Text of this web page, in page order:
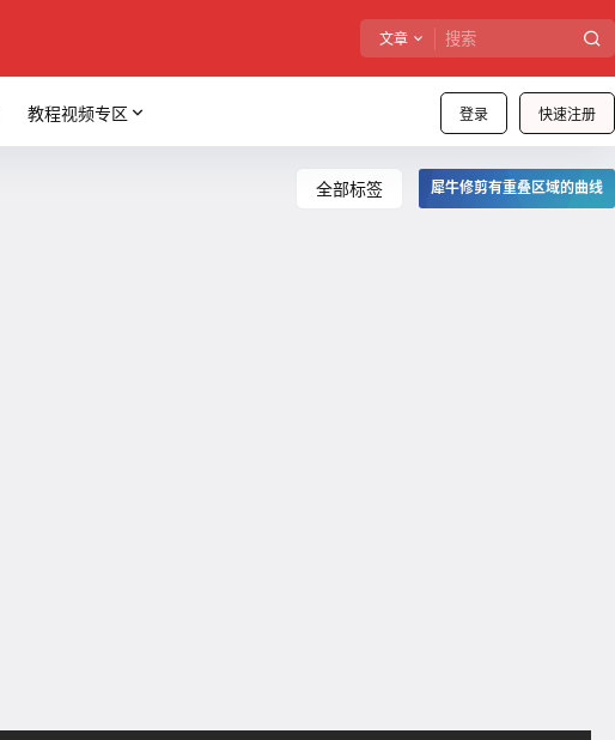
文章
登录 快速注册
教程视频专区
全部标签 犀牛修剪有重叠区域的曲线